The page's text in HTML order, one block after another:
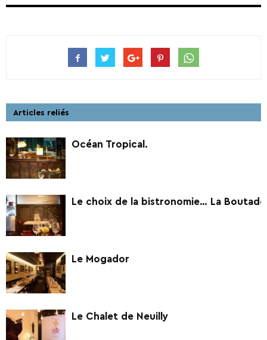
Articles reliés
Océan Tropical.
Le choix de la bistronomie… La Boutade
Le Mogador
Le Chalet de Neuilly